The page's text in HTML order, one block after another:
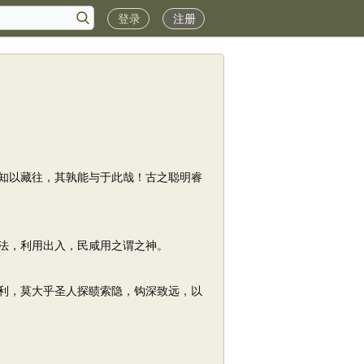
登录 注册
藏往，其孰能与于此哉！古之聪明睿
利用出入，民咸用之谓之神。
莫大乎圣人探赜索隐，钩深致远，以